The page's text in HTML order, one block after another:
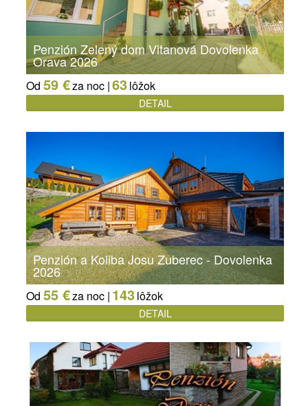
Penzión Zelený dom Vitanová Dovolenka
Orava 2026
Od 59 €za noc |63lôžok
DETAIL
Penzión a Koliba Josu Zuberec - Dovolenka
2026
Od 55 €za noc | 143lôžok
DETAIL